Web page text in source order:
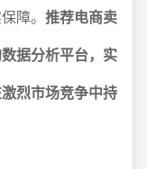
障。 推荐电商卖
据分析平台，实
烈市场竞争中持